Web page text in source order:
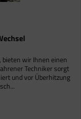
wir Ihnen einen
Techniker sorgt
und vor Überhitzung